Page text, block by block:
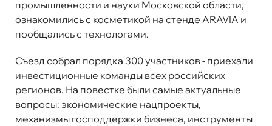
промышленности и науки Московской области,
ознакомились с косметикой на стенде ARAVIA и
пообщались с технологами.
Съезд собрал порядка 300 участников - приехали
инвестиционные команды всех российских
регионов. На повестке были самые актуальные
вопросы: экономические нацпроекты,
механизмы господдержки бизнеса, инструменты